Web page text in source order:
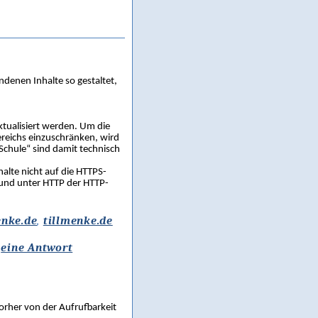
Inhalte so gestaltet,
werden. Um die
einzuschränken, wird
sind damit technisch
nicht auf die HTTPS-
unter HTTP der HTTP-
, tillmenke.de
eine Antwort
von der Aufrufbarkeit